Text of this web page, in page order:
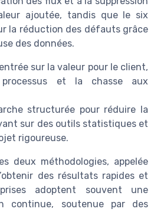
ajoutée, tandis que le six
la réduction des défauts grâce
des données.
sur la valeur pour le client,
et la chasse aux
structurée pour réduire la
sur des outils statistiques et
rigoureuse.
deux méthodologies, appelée
des résultats rapides et
adoptent souvent une
continue, soutenue par des